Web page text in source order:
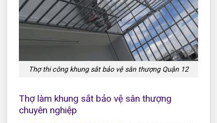
Thợ thi công khung sắt bảo vệ sân thượng Quận 12
Thợ làm khung sắt bảo vệ sân thượng
chuyên nghiệp